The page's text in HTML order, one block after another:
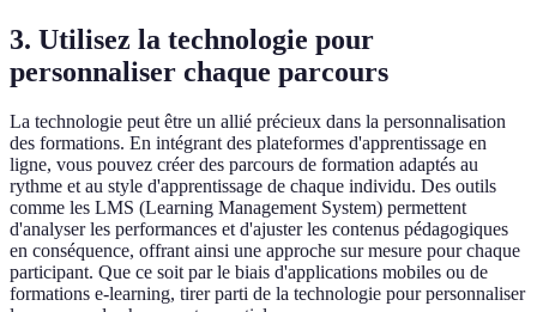
3. Utilisez la technologie pour
personnaliser chaque parcours
La technologie peut être un allié précieux dans la personnalisation
des formations. En intégrant des plateformes d'apprentissage en
ligne, vous pouvez créer des parcours de formation adaptés au
rythme et au style d'apprentissage de chaque individu. Des outils
comme les LMS (Learning Management System) permettent
d'analyser les performances et d'ajuster les contenus pédagogiques
en conséquence, offrant ainsi une approche sur mesure pour chaque
participant. Que ce soit par le biais d'applications mobiles ou de
formations e-learning, tirer parti de la technologie pour personnaliser